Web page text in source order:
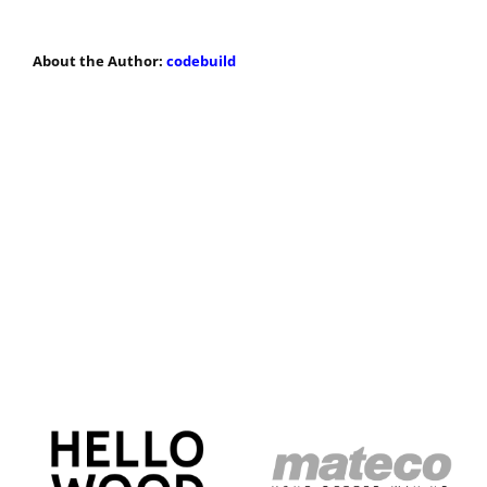
About the Author: codebuild